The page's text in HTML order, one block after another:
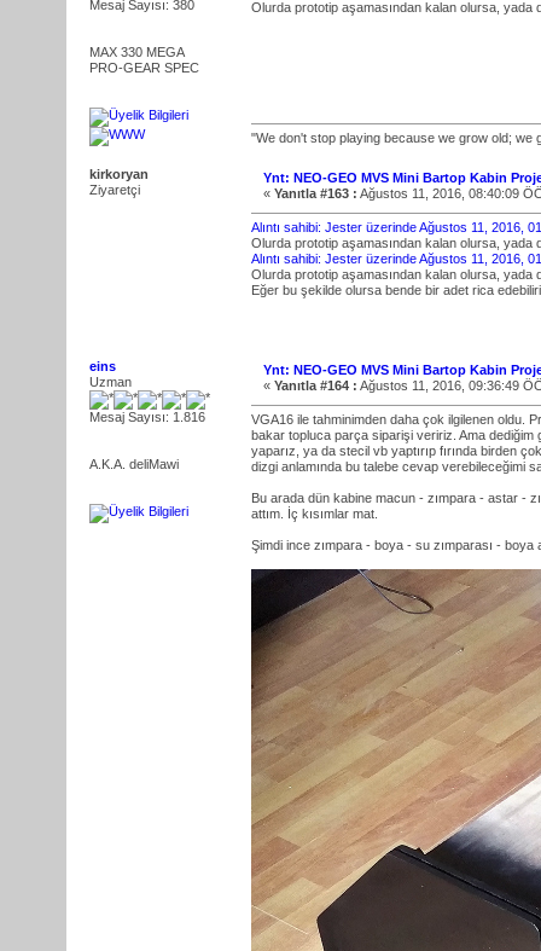
Mesaj Sayısı: 380
MAX 330 MEGA
PRO-GEAR SPEC
Olurda prototip aşamasından kalan olursa, yada
"We don't stop playing because we grow old; we
kirkoryan
Ziyaretçi
Ynt: NEO-GEO MVS Mini Bartop Kabin
« Yanıtla #163 : Ağustos 11, 2016, 08:40:09
Alıntı sahibi: Jester üzerinde Ağustos 11, 2016,
Olurda prototip aşamasından kalan olursa, yada
Alıntı sahibi: Jester üzerinde Ağustos 11, 2016,
Olurda prototip aşamasından kalan olursa, yada
Eğer bu şekilde olursa bende bir adet rica
eins
Uzman
Mesaj Sayısı: 1.816
A.K.A. deliMawi
Ynt: NEO-GEO MVS Mini Bartop Kabin
« Yanıtla #164 : Ağustos 11, 2016, 09:36:49
VGA16 ile tahminimden daha çok ilgilenen oldu.
bakar topluca parça siparişi veririz. Ama
yaparız, ya da stecil vb yaptırıp fırında birden
dizgi anlamında bu talebe cevap verebileceğimi
Bu arada dün kabine macun - zımpara - astar -
attım. İç kısımlar mat.
Şimdi ince zımpara - boya - su zımparası - boya